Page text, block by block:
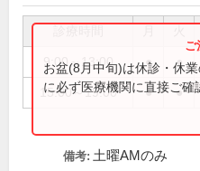
9:00～13:00 ● ●
15:00～19:00 ● ●
お盆(8月中旬)は休診・休
に必ず医療機関に直接ご確
備考: 土曜AMのみ